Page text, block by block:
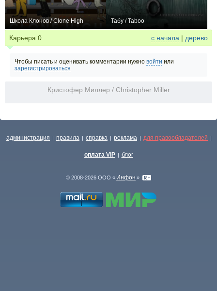
Школа Клонов / Clone High Табу / Taboo
Карьера 0 с начала | дерево
Чтобы писать и оценивать комментарии нужно войти или
зарегистрироваться
Кристофер Миллер / Christopher Miller
администрация | правила | справка | реклама | для правообладателей |
оплата VIP | блог
© 2008-2026 ООО « Инфон »